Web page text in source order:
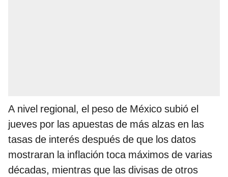
A nivel regional, el peso de México subió el
jueves por las apuestas de más alzas en las
tasas de interés después de que los datos
mostraran la inflación toca máximos de varias
décadas, mientras que las divisas de otros